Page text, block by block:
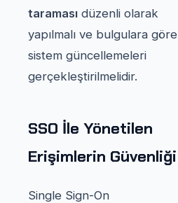
taraması düzenli olarak
yapılmalı ve bulgulara göre
sistem güncellemeleri
gerçekleştirilmelidir.
SSO İle Yönetilen
Erişimlerin Güvenliği
Single Sign-On